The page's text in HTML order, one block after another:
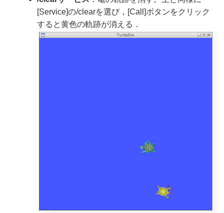
[Service]の/clearを選び，[Call]ボタンをクリック
すると黄色の軌跡が消える．